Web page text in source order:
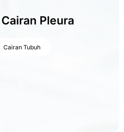
Pleura
Cairan Tubuh